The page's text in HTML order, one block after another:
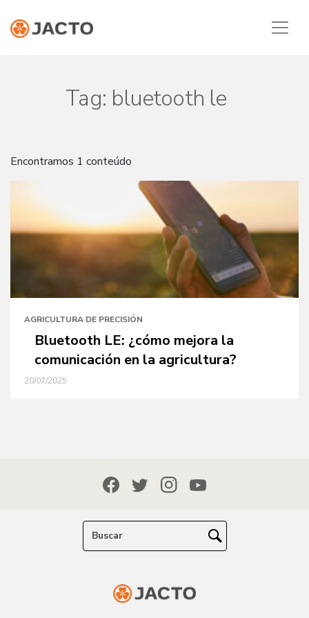
Tag: bluetooth le
Encontramos 1 conteúdo
AGRICULTURA DE PRECISIÓN
Bluetooth LE: ¿cómo mejora la
comunicación en la agricultura?
20/07/2025